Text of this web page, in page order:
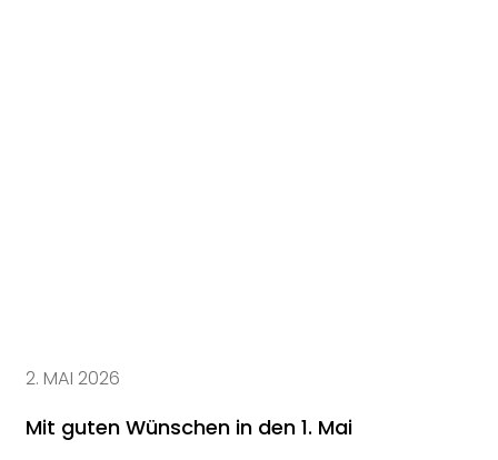
2. MAI 2026
Mit guten Wünschen in den 1. Mai